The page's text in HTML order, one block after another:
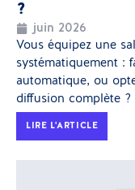
?
juin 2026
Vous équipez une
systématiquement :
automatique, ou
diffusion complète ?
LIRE L'ARTICLE